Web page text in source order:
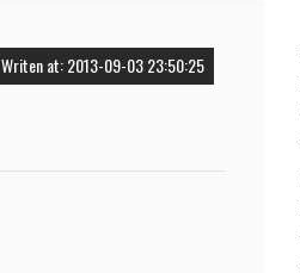
Writen at: 2013-09-03 23:50:25